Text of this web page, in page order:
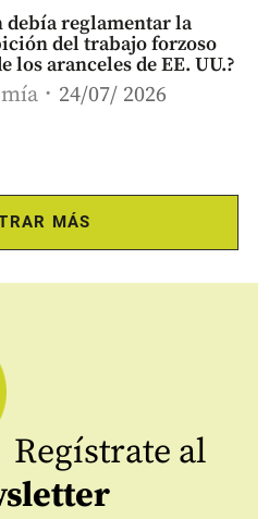
debía reglamentar la
del trabajo forzoso
los aranceles de EE. UU.?
24/07/ 2026
MÁS
Regístrate al